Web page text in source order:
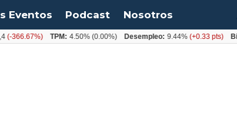
Eventos Podcast Nosotros
TPM: 4.50%(0.00%) Desempleo: 9.44%(+0.33 pts)